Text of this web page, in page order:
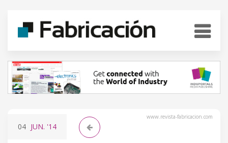
www.revista-fabricacion.com
04 JUN. '14